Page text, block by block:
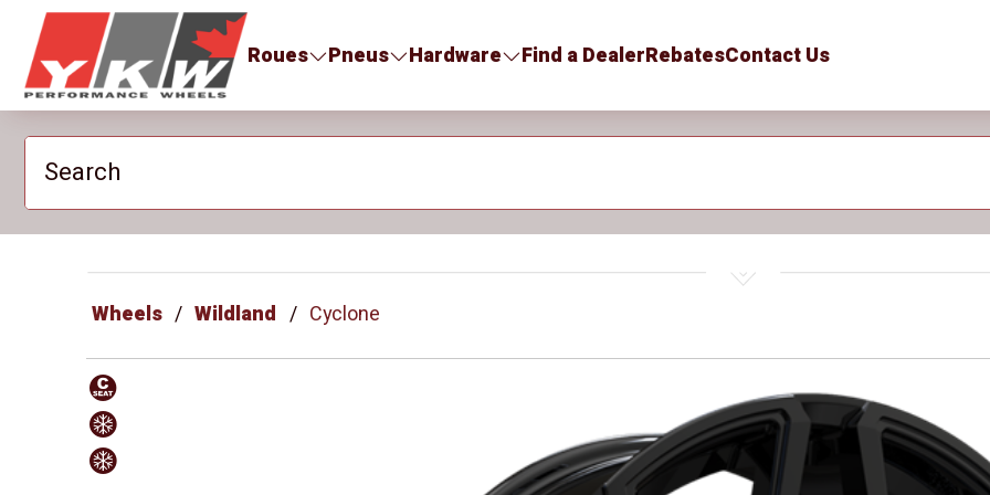
YKW Wheels
Roues
Pneus Hardware Find a DealerRebatesContact Us
Search
Wheels Wildland Cyclone